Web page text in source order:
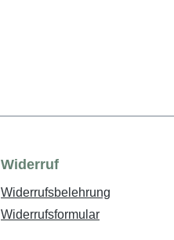
Widerruf
Widerrufsbelehrung
Widerrufsformular